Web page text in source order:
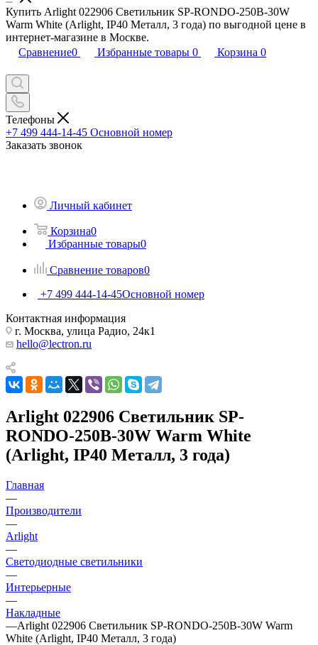
Купить Arlight 022906 Светильник SP-RONDO-250B-30W
Warm White (Arlight, IP40 Металл, 3 года) по выгодной цене в
интернет-магазине в Москве.
Сравнение0 Избранные товары 0 Корзина 0
Телефоны
+7 499 444-14-45 Основной номер
Заказать звонок
Личный кабинет
Корзина0
Избранные товары0
Сравнение товаров0
+7 499 444-14-45Основной номер
Контактная информация
г. Москва, улица Радио, 24к1
hello@lectron.ru
Arlight 022906 Светильник SP-
RONDO-250B-30W Warm White
(Arlight, IP40 Металл, 3 года)
Главная
—
Производители
—
Arlight
—
Светодиодные светильники
—
Интерьерные
—
Накладные
—Arlight 022906 Светильник SP-RONDO-250B-30W Warm
White (Arlight, IP40 Металл, 3 года)